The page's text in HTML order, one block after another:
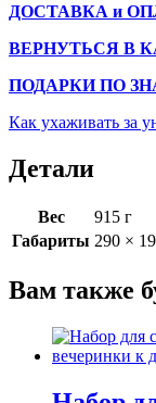
ДОСТАВКА и
ВЕРНУТЬСЯ В
ПОДАРКИ ПО
Как ухаживать за
Детали
Вес
915 г
Габариты 290 ×
Вам также